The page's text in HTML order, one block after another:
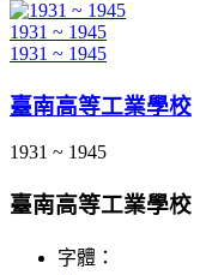
1931 ~ 1945
1931 ~ 1945
臺南高等工業學校
1931 ~ 1945
臺南高等工業學校
字體：